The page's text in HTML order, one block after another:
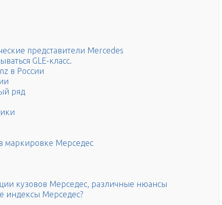
представители Mercedes
GLE-класс.
в России
ряд
маркировке Мерседес
кузовов Мерседес, различные нюансы
индексы Мерседес?